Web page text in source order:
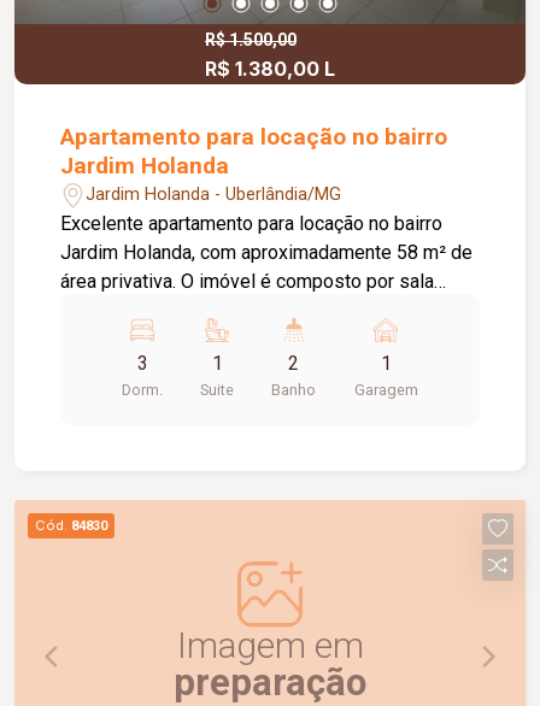
R$ 1.500,00
R$ 1.380,00 L
Apartamento para locação no bairro
Jardim Holanda
Jardim Holanda - Uberlândia/MG
Excelente apartamento para locação no bairro
Jardim Holanda, com aproximadamente 58 m² de
área privativa. O imóvel é composto por sala
planejados e bancada, área de serviço, 03
quartos, sendo 02 com armários planejados e 01
suíte. Possui ainda 01 banheiro social com box
praticidade e uma ótima localização. Agende uma
visita e venha conhecer!
3
Dorm.
1
Suite
2
Banho
1
Garagem
Cód. 84830
Imagem em
preparação